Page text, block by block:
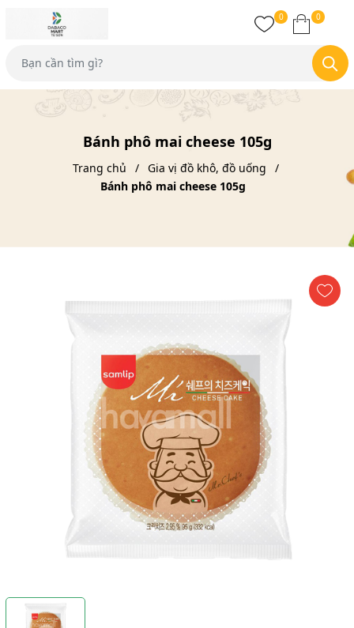
0 0
Bánh phô mai cheese 105g
Trang chủ
Gia vị đồ khô, đồ uống
Bánh phô mai cheese 105g